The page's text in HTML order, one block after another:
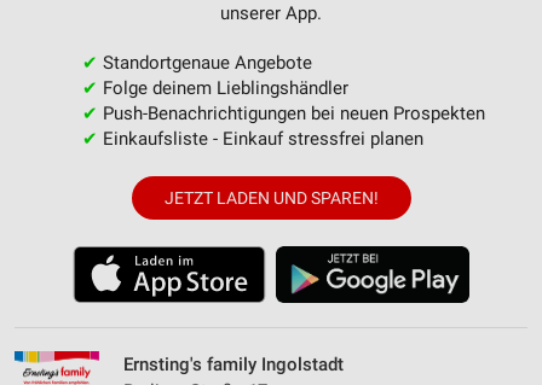
unserer App.
✔ Standortgenaue Angebote
✔ Folge deinem Lieblingshändler
✔ Push-Benachrichtigungen bei neuen Prospekten
✔ Einkaufsliste - Einkauf stressfrei planen
JETZT LADEN UND SPAREN!
Ernsting's family Ingolstadt